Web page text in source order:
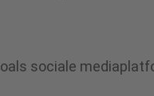
sociale